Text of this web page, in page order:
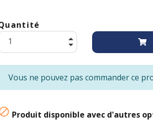
Vous ne pouvez pas commander ce
Produit disponible avec d'autres